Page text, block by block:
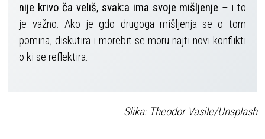
nije krivo ča veliš, svak:a ima svoje mišljenje – i to
je važno. Ako je gdo drugoga mišljenja se o tom
pomina, diskutira i morebit se moru najti novi konflikti
o ki se reflektira.
Slika: Theodor Vasile/Unsplash